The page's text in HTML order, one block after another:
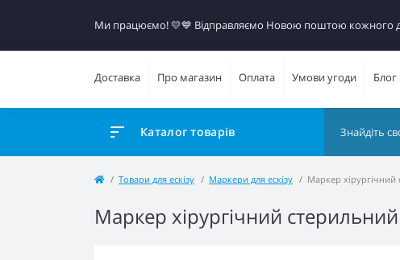
Ми працюємо! 💛​💙 Відправляємо Новою поштою кожного
Доставка Про магазин Оплата Умови угоди Блог
Каталог товарів
Товари для ескізу Маркери для ескізу Маркер хірургічний
Маркер хірургічний